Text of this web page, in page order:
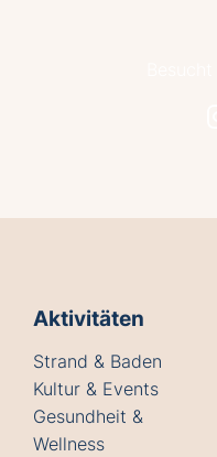
Aktivitäten
Strand & Baden
Kultur & Events
Gesundheit &
Wellness